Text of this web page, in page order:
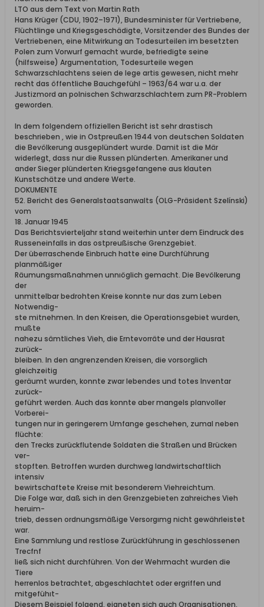
LTO aus dem Text von Martin Rath
Hans Krüger (CDU, 1902–1971), Bundesminister für Vertriebene,
Flüchtlinge und Kriegsgeschädigte, Vorsitzender des Bundes der
Vertriebenen, eine Mitwirkung an Todesurteilen im besetzten
Polen zum Vorwurf gemacht wurde, befriedigte seine
(hilfsweise) Argumentation, Todesurteile wegen
Schwarzschlachtens seien de lege artis gewesen, nicht mehr
recht das öffentliche Bauchgefühl – 1963/64 war u.a. der
Justizmord an polnischen Schwarzschlachtern zum PR-Problem
geworden.
In dem folgendem offiziellen Bericht ist sehr drastisch
beschrieben , wie in Ostpreußen 1944 von deutschen Soldaten
die Bevölkerung ausgeplündert wurde. Damit ist die Mär
widerlegt, dass nur die Russen plünderten. Amerikaner und
ander Sieger plünderten Kriegsgefangene aus klauten
Kunstschätze und andere Werte.
DOKUMENTE
52. Bericht des Generalstaatsanwalts (OLG-Präsident Szelínski)
vom
18. Januar 1945
Das Berichtsvierteljahr stand weiterhin unter dem Eindruck des
Russeneinfalls in das ostpreußische Grenzgebiet.
Der überraschende Einbruch hatte eine Durchführung
planmäßiger
Räumungsmaßnahmen unnıöglich gemacht. Die Bevölkerung
der
unmittelbar bedrohten Kreise konnte nur das zum Leben
Notwendig-
ste mitnehmen. In den Kreisen, die Operationsgebiet wurden,
mußte
nahezu sämtliches Vieh, die Erntevorräte und der Hausrat
zurück-
bleiben. In den angrenzenden Kreisen, die vorsorglich
gleichzeitig
geräumt wurden, konnte zwar lebendes und totes Inventar
zurück-
geführt werden. Auch das konnte aber mangels planvoller
Vorberei-
tungen nur in geringerem Umfange geschehen, zumal neben
flüchte:
den Trecks zurückflutende Soldaten die Straßen und Brücken
ver-
stopften. Betroffen wurden durchweg landwirtschaftlich
intensiv
bewirtschaftete Kreise mit besonderem Viehreichtum.
Die Folge war, daß sich in den Grenzgebieten zahreiches Vieh
heruim-
trieb, dessen ordnungsmäßige Versorgımg nicht gewährleistet
war.
Eine Sammlung und restlose Zurückführung in geschlossenen
Trecfnf
ließ sich nicht durchführen. Von der Wehrmacht wurden die
Tiere
herrenlos betrachtet, abgeschlachtet oder ergriffen und
mitgefühıt-
Diesem Beispiel folgend, eigneten sich auch Organisationen,